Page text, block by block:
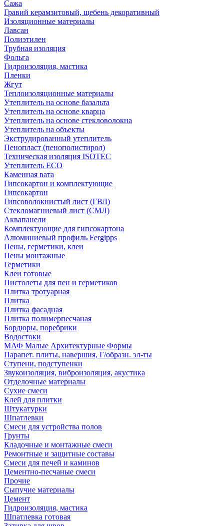
Сажа
Гравий керамзитовый, щебень декоративный
Изоляционные материалы
Лавсан
Полиэтилен
Трубная изоляция
Фольга
Гидроизоляция, мастика
Пленки
Жгут
Теплоизоляционные материалы
Утеплитель на основе базальта
Утеплитель на основе кварца
Утеплитель на основе стекловолокна
Утеплитель на объекты
Экструдированный утеплитель
Пенопласт (пенополистирол)
Техническая изоляция ISOTEC
Утеплитель ECO
Каменная вата
Гипсокартон и комплектующие
Гипсокартон
Гипсоволокнистый лист (ГВЛ)
Стекломагниевый лист (СМЛ)
Аквапанели
Комплектующие для гипсокартона
Алюминиевый профиль Fergipps
Пены, герметики, клеи
Пены монтажные
Герметики
Клеи готовые
Пистолеты для пен и герметиков
Плитка тротуарная
Плитка
Плитка фасадная
Плитка полимерпесчаная
Бордюры, поребрики
Водостоки
МАФ Малые Архитектурные Формы
Парапет. плиты, навершия, Г/образн. эл-ты
Ступени, подступенки
Звукоизоляция, виброизоляция, акустика
Отделочные материалы
Сухие смеси
Клей для плитки
Штукатурки
Шпатлевки
Смеси для устройства полов
Грунты
Кладочные и монтажные смеси
Ремонтные и защитные составы
Смеси для печей и каминов
Цементно-песчаные смеси
Прочие
Сыпучие материалы
Цемент
Гидроизоляция, мастика
Шпатлевка готовая